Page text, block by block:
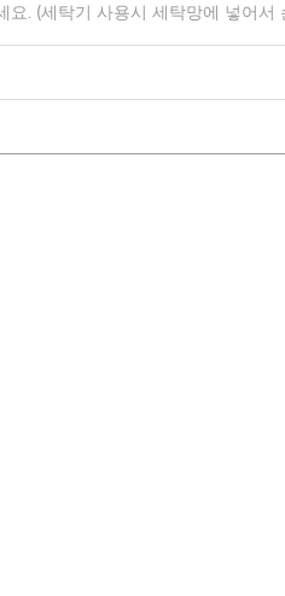
. (세탁기 사용시 세탁망에 넣어서